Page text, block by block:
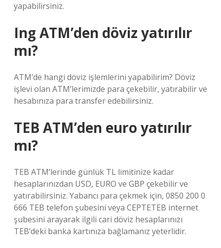
yapabilirsiniz.
Ing ATM’den döviz yatırılır
mı?
ATM’de hangi döviz işlemlerini yapabilirim? Döviz
işlevi olan ATM’lerimizde para çekebilir, yatırabilir ve
hesabınıza para transfer edebilirsiniz.
TEB ATM’den euro yatırılır
mı?
TEB ATM’lerinde günlük TL limitinize kadar
hesaplarınızdan USD, EURO ve GBP çekebilir ve
yatırabilirsiniz. Yabancı para çekmek için, 0850 200 0
666 TEB telefon şubesini veya CEPTETEB internet
şubesini arayarak ilgili cari döviz hesaplarınızı
TEB’deki banka kartınıza bağlamanız yeterlidir.